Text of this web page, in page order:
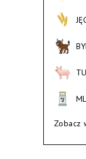
Zobacz